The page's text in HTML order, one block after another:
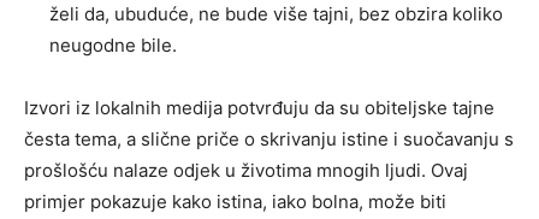
želi da, ubuduće, ne bude više tajni, bez obzira koliko
neugodne bile.
Izvori iz lokalnih medija potvrđuju da su obiteljske tajne
česta tema, a slične priče o skrivanju istine i suočavanju s
prošlošću nalaze odjek u životima mnogih ljudi. Ovaj
primjer pokazuje kako istina, iako bolna, može biti